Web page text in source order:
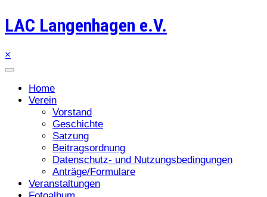
LAC Langenhagen e.V.
×
Home
Verein
Vorstand
Geschichte
Satzung
Beitragsordnung
Datenschutz- und Nutzungsbedingungen
Anträge/Formulare
Veranstaltungen